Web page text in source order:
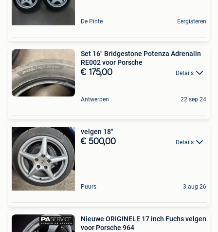
De Pinte Eergisteren
Set 16" Bridgestone Potenza Adrenalin
RE002 voor Porsche
€ 175,00 Details
Antwerpen 22 sep 24
velgen 18"
€ 500,00 Details
Puurs 3 aug 26
Nieuwe ORIGINELE 17 inch Fuchs velgen
voor Porsche 964